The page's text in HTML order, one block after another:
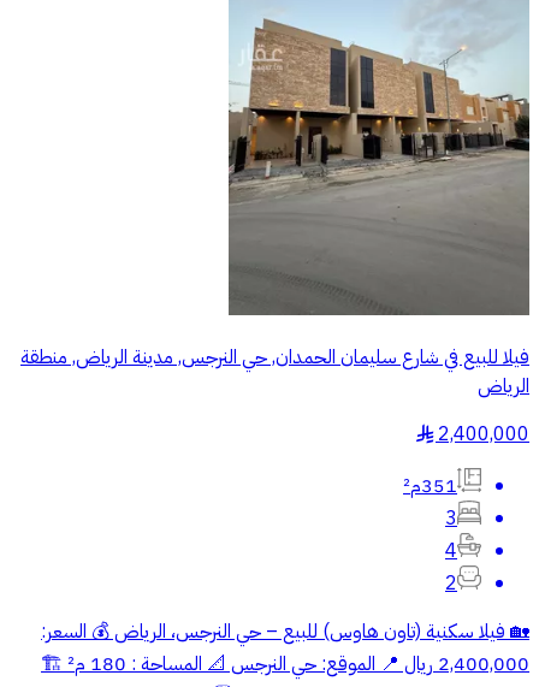
فيلا للبيع في شارع سليمان الحمدان, حي النرجس, مدينة الرياض, منطقة
الرياض
2,400,000
§
351م²
3
4
2
🏡 فيلا سكنية (تاون هاوس) للبيع – حي النرجس، الرياض 💰 السعر:
2,400,000 ريال 📍 الموقع: حي النرجس 📐 المساحة : 180 م² 🏗️